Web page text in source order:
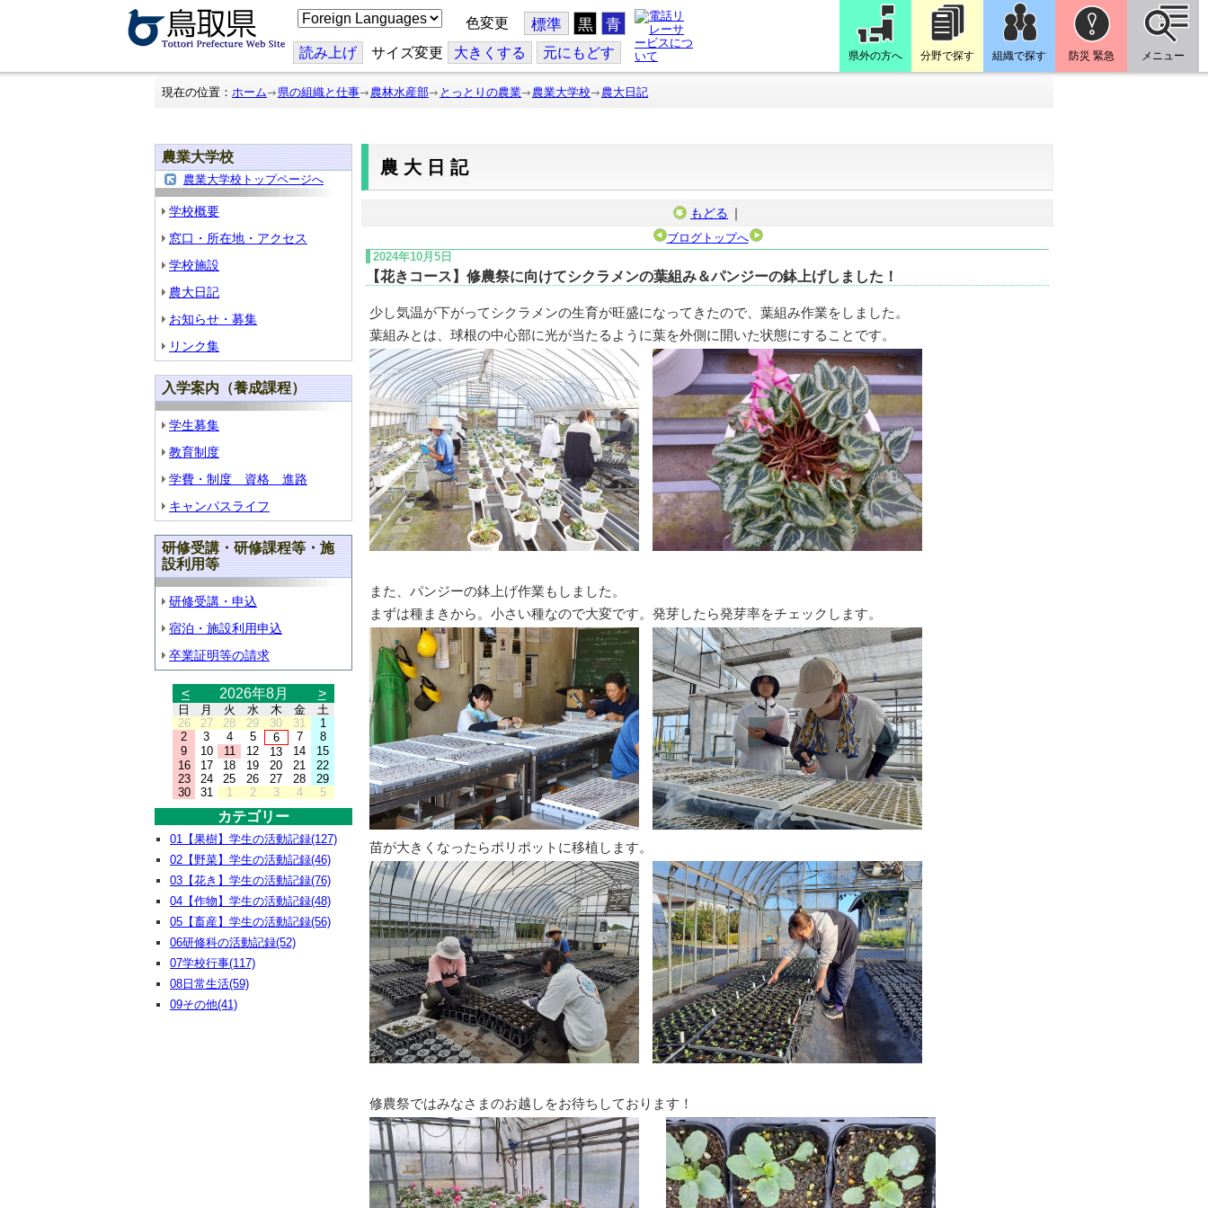
こ
の
ジ
を
翻
色変更 標準 黒 青
読み上げ サイズ変更 大きくする 元にもどす 県外の方へ 分野で探す 組織で探す 防災 緊急 メニュー
現在の位置： ホーム 県の組織と仕事 農林水産部 とっとりの農業 農業大学校 農大日記
農業大学校
農業大学校トップページへ
学校概要
窓口・所在地・アクセス
学校施設
農大日記
お知らせ・募集
リンク集
入学案内（養成課程）
学生募集
教育制度
学費・制度 資格 進路
キャンパスライフ
研修受講・研修課程等・施
設利用等
研修受講・申込
宿泊・施設利用申込
卒業証明等の請求
< 2026年8月 >
日 月 火 水 木 金
土
26
27 28 29 30 31
1
2
3 4 5 6 7
8
9
10 11 12 13 14
15
16
17 18 19 20 21
22
23
24 25 26 27 28
29
30
31 1 2 3 4 5
カテゴリー
01【果樹】学生の活動記録(127)
02【野菜】学生の活動記録(46)
03【花き】学生の活動記録(76)
04【作物】学生の活動記録(48)
05【畜産】学生の活動記録(56)
06研修科の活動記録(52)
07学校行事(117)
08日常生活(59)
09その他(41)
農大日記
もどる ｜
ブログトップへ
2024年10月5日
【花きコース】修農祭に向けてシクラメンの葉組み＆パンジーの鉢上げしました！
少し気温が下がってシクラメンの生育が旺盛になってきたので、葉組み作業をしました。
葉組みとは、球根の中心部に光が当たるように葉を外側に開いた状態にすることです。
また、パンジーの鉢上げ作業もしました。
まずは種まきから。小さい種なので大変です。発芽したら発芽率をチェックします。
苗が大きくなったらポリポットに移植します。
修農祭ではみなさまのお越しをお待ちしております！